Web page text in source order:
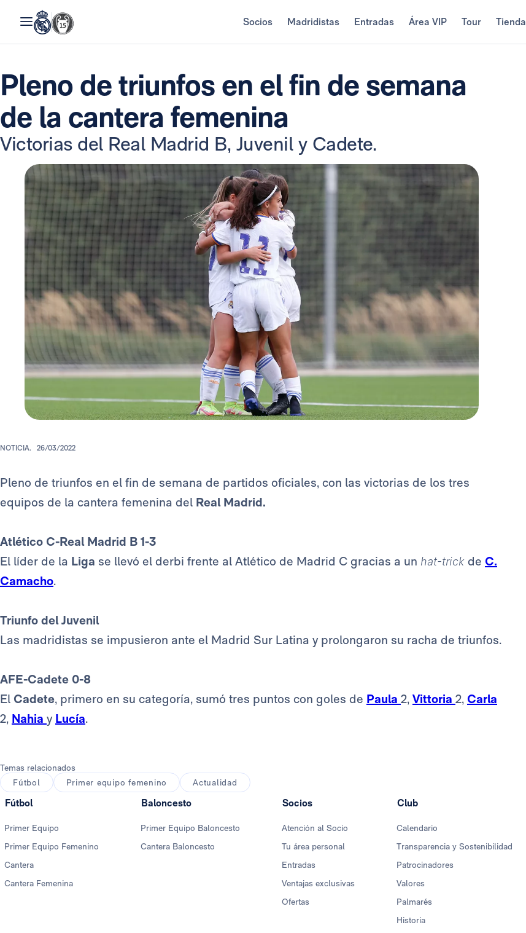
Socios Madridistas Entradas Área VIP Tour Tienda
Pleno de triunfos en el fin de semana
de la cantera femenina
Victorias del Real Madrid B, Juvenil y Cadete.
NOTICIA. 26/03/2022
Pleno de triunfos en el fin de semana de partidos oficiales, con las victorias de los tres
equipos de la cantera femenina del Real Madrid.
Atlético C-Real Madrid B 1-3
El líder de la Liga se llevó el derbi frente al Atlético de Madrid C gracias a un hat-trick de C.
Camacho.
Triunfo del Juvenil
Las madridistas se impusieron ante el Madrid Sur Latina y prolongaron su racha de triunfos.
AFE-Cadete 0-8
El Cadete, primero en su categoría, sumó tres puntos con goles de Paula 2, Vittoria 2, Carla
2, Nahia y Lucía.
Temas relacionados
Fútbol
Primer equipo femenino Actualidad
Fútbol
Primer Equipo
Primer Equipo Femenino
Cantera
Cantera Femenina
Baloncesto
Primer Equipo Baloncesto
Cantera Baloncesto
Socios
Atención al Socio
Tu área personal
Entradas
Ventajas exclusivas
Ofertas
Club
Calendario
Transparencia y Sostenibilidad
Patrocinadores
Valores
Palmarés
Historia